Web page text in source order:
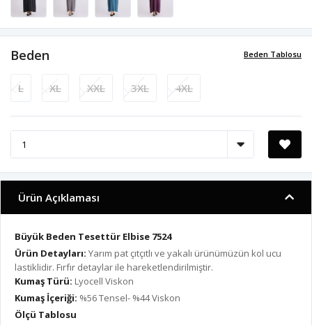
Beden Tablosu
Beden
L XL XXL 3XL 4XL
Ürün Açıklaması
Büyük Beden Tesettür Elbise 7524
Ürün Detayları: Yarım pat çıtçıtlı ve yakalı ürünümüzün kol ucu
lastiklidir. Fırfır detaylar ile hareketlendirilmiştir.
Kumaş Türü: Lyocell Viskon
Kumaş İçeriği: %56 Tensel- %44 Viskon
Ölçü Tablosu